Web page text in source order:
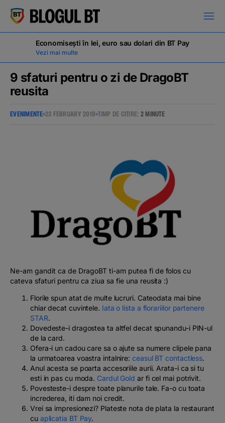
кириллица
Campanii
Pentru antreprenori
Banking, pe relaxare
Economisești în lei, euro sau dolari din BT Pay
Vezi mai multe
9 sfaturi pentru o zi de DragoBT
reusita
EVENIMENTE 23 FEBRUARY 2018 TIMP DE CITIRE: 2 MINUTE
Ne-am gandit ca de DragoBT ti-am putea fi de folos cu
cateva sfaturi pentru ca ziua sa fie una reusita :)
Florile spun atat de multe lucruri. Cateodata mai bine
chiar decat cuvintele. Iata o lista a florariilor partenere
STAR.
Dovedeste-i dragostea ta altfel decat spunandu-i PIN-ul
de la card.
Ofera-i un cadou care sa o ajute sa numere clipele pana
la urmatoarea voastra intalnire:ceasul BT contactless.
Anul acesta se poarta accesoriile aurii. Arata-i ca si tu
esti in pas cu moda. Cardul Gold ar fi cel mai potrivit.
Povesteste-i despre toate planurile tale. Fa-o cu toata
increderea, iti dam noi credit.
Vrei sa impresionezi? Plateste nota de plata la restaurant
cu aplicatia BT Pay.